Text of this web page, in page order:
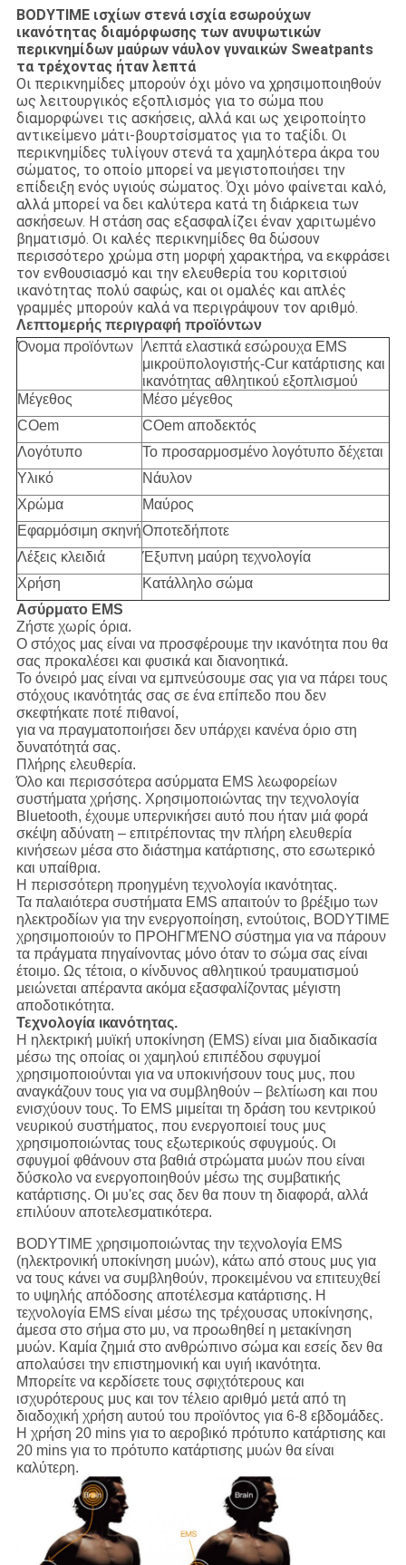
BODYTIME ισχίων στενά ισχία εσωρούχων
ικανότητας διαμόρφωσης των ανυψωτικών
περικνημίδων μαύρων νάυλον γυναικών Sweatpants
τα τρέχοντας ήταν λεπτά
Οι περικνημίδες μπορούν όχι μόνο να χρησιμοποιηθούν
ως λειτουργικός εξοπλισμός για το σώμα που
διαμορφώνει τις ασκήσεις, αλλά και ως χειροποίητο
αντικείμενο μάτι-βουρτσίσματος για το ταξίδι. Οι
περικνημίδες τυλίγουν στενά τα χαμηλότερα άκρα του
σώματος, το οποίο μπορεί να μεγιστοποιήσει την
επίδειξη ενός υγιούς σώματος. Όχι μόνο φαίνεται καλό,
αλλά μπορεί να δει καλύτερα κατά τη διάρκεια των
ασκήσεων. Η στάση σας εξασφαλίζει έναν χαριτωμένο
βηματισμό. Οι καλές περικνημίδες θα δώσουν
περισσότερο χρώμα στη μορφή χαρακτήρα, να εκφράσει
τον ενθουσιασμό και την ελευθερία του κοριτσιού
ικανότητας πολύ σαφώς, και οι ομαλές και απλές
γραμμές μπορούν καλά να περιγράψουν τον αριθμό.
Λεπτομερής περιγραφή προϊόντων
Όνομα προϊόντων Λεπτά ελαστικά εσώρουχα EMS
μικροϋπολογιστής-Cur κατάρτισης και
ικανότητας αθλητικού εξοπλισμού
Μέγεθος
Μέσο μέγεθος
COem
COem αποδεκτός
Λογότυπο
Το προσαρμοσμένο λογότυπο δέχεται
Υλικό
Νάυλον
Χρώμα
Μαύρος
Εφαρμόσιμη σκηνήΟποτεδήποτε
Λέξεις κλειδιά
Έξυπνη μαύρη τεχνολογία
Χρήση
Κατάλληλο σώμα
Ασύρματο EMS
Ζήστε χωρίς όρια.
Ο στόχος μας είναι να προσφέρουμε την ικανότητα που θα
σας προκαλέσει και φυσικά και διανοητικά.
Το όνειρό μας είναι να εμπνεύσουμε σας για να πάρει τους
στόχους ικανότητάς σας σε ένα επίπεδο που δεν
σκεφτήκατε ποτέ πιθανοί,
για να πραγματοποιήσει δεν υπάρχει κανένα όριο στη
δυνατότητά σας.
Πλήρης ελευθερία.
Όλο και περισσότερα ασύρματα EMS λεωφορείων
συστήματα χρήσης. Χρησιμοποιώντας την τεχνολογία
Bluetooth, έχουμε υπερνικήσει αυτό που ήταν μιά φορά
σκέψη αδύνατη – επιτρέποντας την πλήρη ελευθερία
κινήσεων μέσα στο διάστημα κατάρτισης, στο εσωτερικό
και υπαίθρια.
Η περισσότερη προηγμένη τεχνολογία ικανότητας.
Τα παλαιότερα συστήματα EMS απαιτούν το βρέξιμο των
ηλεκτροδίων για την ενεργοποίηση, εντούτοις, BODYTIME
χρησιμοποιούν το ΠΡΟΗΓΜΈΝΟ σύστημα για να πάρουν
τα πράγματα πηγαίνοντας μόνο όταν το σώμα σας είναι
έτοιμο. Ως τέτοια, ο κίνδυνος αθλητικού τραυματισμού
μειώνεται απέραντα ακόμα εξασφαλίζοντας μέγιστη
αποδοτικότητα.
Τεχνολογία ικανότητας.
Η ηλεκτρική μυϊκή υποκίνηση (EMS) είναι μια διαδικασία
μέσω της οποίας οι χαμηλού επιπέδου σφυγμοί
χρησιμοποιούνται για να υποκινήσουν τους μυς, που
αναγκάζουν τους για να συμβληθούν – βελτίωση και που
ενισχύουν τους. Το EMS μιμείται τη δράση του κεντρικού
νευρικού συστήματος, που ενεργοποιεί τους μυς
χρησιμοποιώντας τους εξωτερικούς σφυγμούς. Οι
σφυγμοί φθάνουν στα βαθιά στρώματα μυών που είναι
δύσκολο να ενεργοποιηθούν μέσω της συμβατικής
κατάρτισης. Οι μυ'ες σας δεν θα πουν τη διαφορά, αλλά
επιλύουν αποτελεσματικότερα.
BODYTIME χρησιμοποιώντας την τεχνολογία EMS
(ηλεκτρονική υποκίνηση μυών), κάτω από στους μυς για
να τους κάνει να συμβληθούν, προκειμένου να επιτευχθεί
το υψηλής απόδοσης αποτέλεσμα κατάρτισης. Η
τεχνολογία EMS είναι μέσω της τρέχουσας υποκίνησης,
άμεσα στο σήμα στο μυ, να προωθηθεί η μετακίνηση
μυών. Καμία ζημιά στο ανθρώπινο σώμα και εσείς δεν θα
απολαύσει την επιστημονική και υγιή ικανότητα.
Μπορείτε να κερδίσετε τους σφιχτότερους και
ισχυρότερους μυς και τον τέλειο αριθμό μετά από τη
διαδοχική χρήση αυτού του προϊόντος για 6-8 εβδομάδες.
Η χρήση 20 mins για το αεροβικό πρότυπο κατάρτισης και
20 mins για το πρότυπο κατάρτισης μυών θα είναι
καλύτερη.